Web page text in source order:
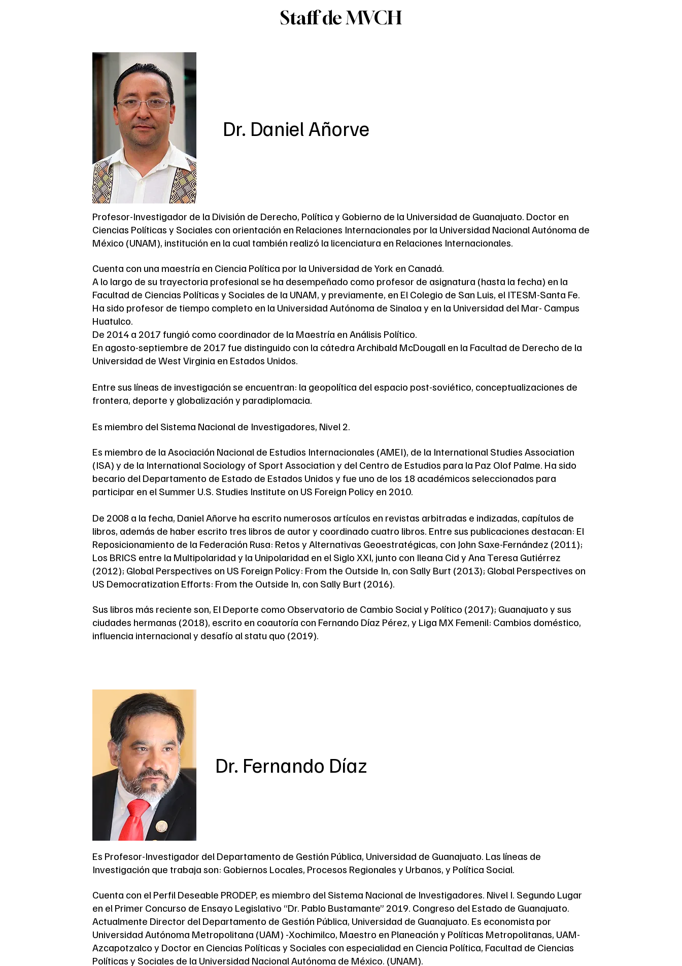
Staff de MVCH
Dr. Daniel Añorve
Profesor-Investigador de la División de Derecho, Política y Gobierno de la Universidad de Guanajuato. Doctor en
Ciencias Políticas y Sociales con orientación en Relaciones Internacionales por la Universidad Nacional Autónoma de
México (UNAM), institución en la cual también realizó la licenciatura en Relaciones Internacionales.
Cuenta con una maestría en Ciencia Política por la Universidad de York en Canadá.
A lo largo de su trayectoria profesional se ha desempeñado como profesor de asignatura (hasta la fecha) en la
Facultad de Ciencias Políticas y Sociales de la UNAM, y previamente, en El Colegio de San Luis, el ITESM-Santa Fe.
Ha sido profesor de tiempo completo en la Universidad Autónoma de Sinaloa y en la Universidad del Mar- Campus
Huatulco.
De 2014 a 2017 fungió como coordinador de la Maestría en Análisis Político.
En agosto-septiembre de 2017 fue distinguido con la cátedra Archibald McDougall en la Facultad de Derecho de la
Universidad de West Virginia en Estados Unidos.
Entre sus líneas de investigación se encuentran: la geopolítica del espacio post-soviético, conceptualizaciones de
frontera, deporte y globalización y paradiplomacia.
Es miembro del Sistema Nacional de Investigadores, Nivel 2.
Es miembro de la Asociación Nacional de Estudios Internacionales (AMEI), de la International Studies Association
(ISA) y de la International Sociology of Sport Association y del Centro de Estudios para la Paz Olof Palme. Ha sido
becario del Departamento de Estado de Estados Unidos y fue uno de los 18 académicos seleccionados para
participar en el Summer U.S. Studies Institute on US Foreign Policy en 2010.
De 2008 a la fecha, Daniel Añorve ha escrito numerosos artículos en revistas arbitradas e indizadas, capítulos de
libros, además de haber escrito tres libros de autor y coordinado cuatro libros. Entre sus publicaciones destacan: El
Reposicionamiento de la Federación Rusa: Retos y Alternativas Geoestratégicas, con John Saxe-Fernández (2011);
Los BRICS entre la Multipolaridad y la Unipolaridad en el Siglo XXI, junto con Ileana Cid y Ana Teresa Gutiérrez
(2012); Global Perspectives on US Foreign Policy: From the Outside In, con Sally Burt (2013); Global Perspectives on
US Democratization Efforts: From the Outside In, con Sally Burt (2016).
Sus libros más reciente son, El Deporte como Observatorio de Cambio Social y Político (2017); Guanajuato y sus
ciudades hermanas (2018), escrito en coautoría con Fernando Díaz Pérez, y Liga MX Femenil: Cambios doméstico,
influencia internacional y desafío al statu quo (2019).
Dr. Fernando Díaz
Es Profesor-Investigador del Departamento de Gestión Pública, Universidad de Guanajuato. Las líneas de
Investigación que trabaja son: Gobiernos Locales, Procesos Regionales y Urbanos, y Política Social.
Cuenta con el Perfil Deseable PRODEP, es miembro del Sistema Nacional de Investigadores. Nivel I. Segundo Lugar
en el Primer Concurso de Ensayo Legislativo “Dr. Pablo Bustamante” 2019. Congreso del Estado de Guanajuato.
Actualmente Director del Departamento de Gestión Pública, Universidad de Guanajuato. Es economista por
Universidad Autónoma Metropolitana (UAM) -Xochimilco, Maestro en Planeación y Políticas Metropolitanas, UAM-
Azcapotzalco y Doctor en Ciencias Políticas y Sociales con especialidad en Ciencia Política, Facultad de Ciencias
Políticas y Sociales de la Universidad Nacional Autónoma de México. (UNAM).